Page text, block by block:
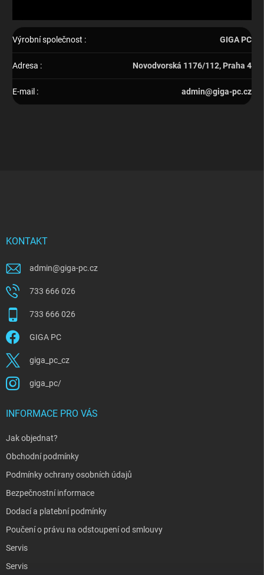
Výrobní společnost : GIGA PC
Adresa : Novodvorská 1176/112, Praha 4
E-mail : admin@giga-pc.cz
KONTAKT
admin@giga-pc.cz
733 666 026
733 666 026
GIGA PC
giga_pc_cz
giga_pc/
INFORMACE PRO VÁS
Jak objednat?
Obchodní podmínky
Podmínky ochrany osobních údajů
Bezpečnostní informace
Dodací a platební podmínky
Poučení o právu na odstoupení od smlouvy
Servis
Servis